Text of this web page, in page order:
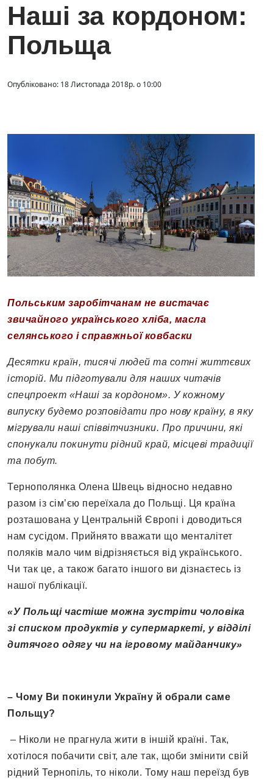
Наші за кордоном:
Польща
Опубліковано: 18 Листопада 2018р. о 10:00
Польським заробітчанам не вистачає
звичайного українського хліба, масла
селянського і справжньої ковбаски
Десятки країн, тисячі людей та сотні життєвих
історій. Ми підготували для наших читачів
спецпроект «Наші за кордоном». У кожному
випуску будемо розповідати про нову країну, в яку
мігрували наші співвітчизники. Про причини, які
спонукали покинути рідний край, місцеві традиції
та побут.
Тернополянка Олена Швець відносно недавно
разом із сім’єю переїхала до Польщі. Ця країна
розташована у Центральній Європі і доводиться
нам сусідом. Прийнято вважати що менталітет
поляків мало чим відрізняється від українського.
Чи так це, а також багато іншого ви дізнаєтесь із
нашої публікації.
«У Польщі частіше можна зустріти чоловіка
зі списком продуктів у супермаркеті, у відділі
дитячого одягу чи на ігровому майданчику»
– Чому Ви покинули Україну й обрали саме
Польщу?
– Ніколи не прагнула жити в іншій країні. Так,
хотілося побачити світ, але так, щоби змінити свій
рідний Тернопіль, то ніколи. Тому наш переїзд був